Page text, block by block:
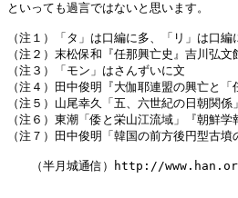
といっても過言ではないと思います。
（注１）「タ」は口編に多、「リ」は口編
（注２）末松保和『任那興亡史』吉川弘
（注３）「モン」はさんずいに文
（注４）田中俊明『大伽耶連盟の興亡と
（注５）山尾幸久「五、六世紀の日朝関
（注６）東潮「倭と栄山江流域」『朝鮮
（注７）田中俊明「韓国の前方後円型古
（半月城通信）http://